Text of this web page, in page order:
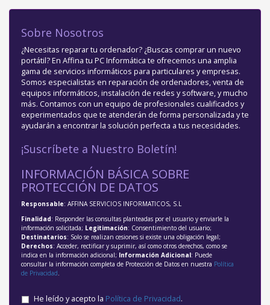
Sobre Nosotros
¿Necesitas reparar tu ordenador? ¿Buscas comprar un nuevo
portátil? En Affina tu PC Informática te ofrecemos una amplia
gama de servicios informáticos para particulares y empresas.
Somos especialistas en reparación de ordenadores, venta de
equipos informáticos, instalación de redes y software, y mucho
más. Contamos con un equipo de profesionales cualificados y
experimentados que te atenderán de forma personalizada y te
ayudarán a encontrar la solución perfecta a tus necesidades.
¡Suscríbete a Nuestro Boletín!
INFORMACIÓN BÁSICA SOBRE
PROTECCIÓN DE DATOS
Responsable: AFFINA SERVICIOS INFORMATICOS, S.L
Finalidad: Responder las consultas planteadas por el usuario y enviarle la
información solicitada; Legitimación: Consentimiento del usuario;
Destinatarios: Solo se realizan cesiones si existe una obligación legal;
Derechos: Acceder, rectificar y suprimir, así como otros derechos, como se
indica en la información adicional; Información Adicional: Puede
consultar la información completa de Protección de Datos en nuestra Política
de Privacidad.
He leído y acepto la Política de Privacidad.